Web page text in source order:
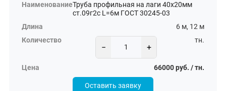
Труба профильная на лаги 40х20мм
ст.09г2с L=6м ГОСТ 30245-03
6 м, 12 м
− +
тн.
66000 руб. / тн.
Оставить заявку